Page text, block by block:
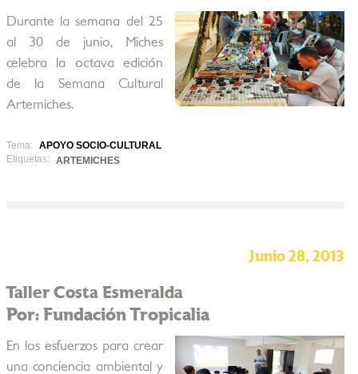
Durante la semana del 25
al 30 de junio, Miches
celebra la octava edición
de la Semana Cultural
Artemiches.
Tema:
APOYO SOCIO-CULTURAL
Etiquetas:
ARTEMICHES
Junio 28, 2013
Taller Costa Esmeralda
Por: Fundación Tropicalia
En los esfuerzos para crear
una conciencia ambiental y